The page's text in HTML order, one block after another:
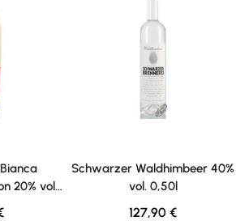
20% vol.
Preis:
Schwarzer Waldhimbeer 40%
vol. 0,50l
Regulärer Preis:
127,90 €